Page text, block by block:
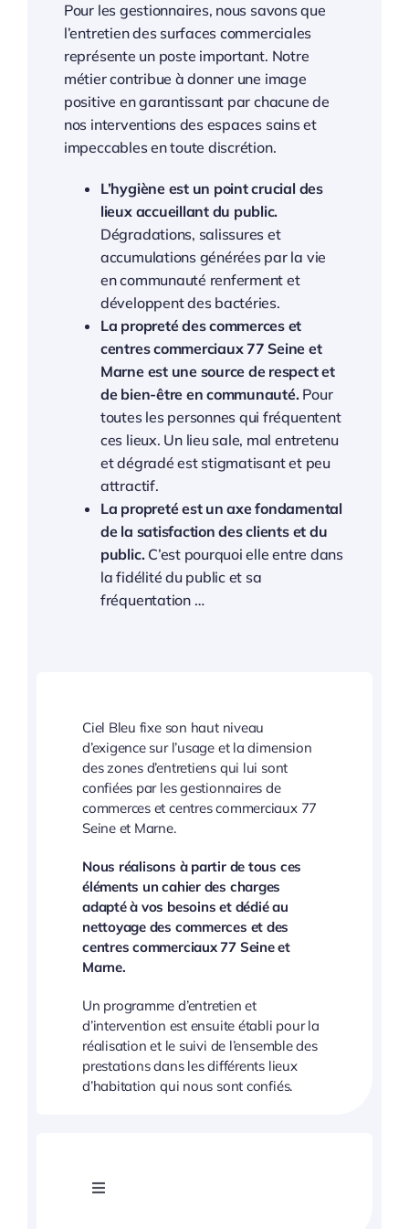
Pour les gestionnaires, nous savons que
l’entretien des surfaces commerciales
représente un poste important. Notre
métier contribue à donner une image
positive en garantissant par chacune de
nos interventions des espaces sains et
impeccables en toute discrétion.
L’hygiène est un point crucial des
lieux accueillant du public.
Dégradations, salissures et
accumulations générées par la vie
en communauté renferment et
développent des bactéries.
La propreté des commerces et
centres commerciaux 77 Seine et
Marne est une source de respect et
de bien-être en communauté.Pour
toutes les personnes qui fréquentent
ces lieux. Un lieu sale, mal entretenu
et dégradé est stigmatisant et peu
attractif.
La propreté est un axe fondamental
de la satisfaction des clients et du
public.C’est pourquoi elle entre dans
la fidélité du public et sa
fréquentation …
Ciel Bleu fixe son haut niveau
d’exigence sur l’usage et la dimension
des zones d’entretiens qui lui sont
confiées par les gestionnaires de
commerces et centres commerciaux 77
Seine et Marne.
Nous réalisons à partir de tous ces
éléments un cahier des charges
adapté à vos besoins et dédié au
nettoyage des commerces et des
centres commerciaux 77 Seine et
Marne.
Un programme d’entretien et
d’intervention est ensuite établi pour la
réalisation et le suivi de l’ensemble des
prestations dans les différents lieux
d’habitation qui nous sont confiés.
Toggle